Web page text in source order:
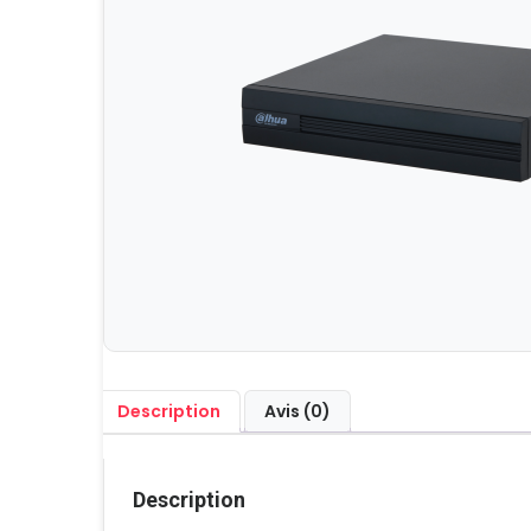
Description Avis (0)
Description